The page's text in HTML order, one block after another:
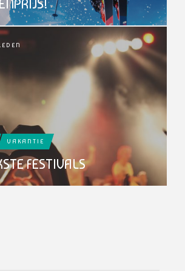
VAKANTIE
FESTIVALS